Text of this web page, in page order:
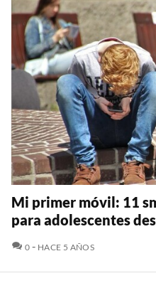
Mi primer móvil: 11
para adolescentes
0 COMENTARIOS
HACE 5 AÑOS